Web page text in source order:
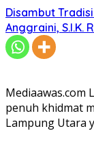
Disambut
Anggraini, S.I.K.
Mediaawas.com
penuh khidmat
Lampung Utara